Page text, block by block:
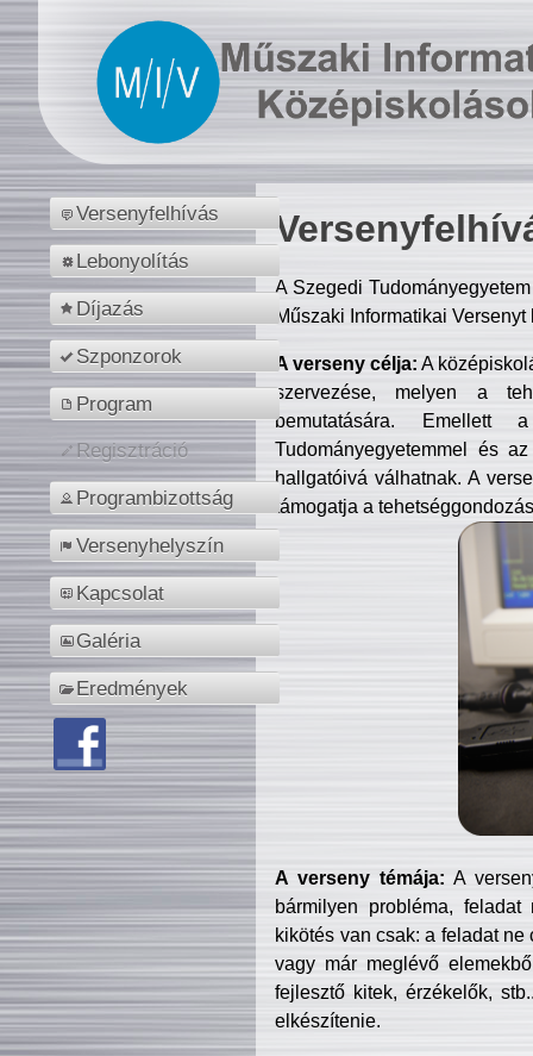
Versenyfelhívás
Lebonyolítás
Díjazás
Szponzorok
Program
Regisztráció
Programbizottság
Versenyhelyszín
Kapcsolat
Galéria
Eredmények
A Szegedi
Műszaki Informatikai
A verseny célja: A
szervezése, melyen a
bemutatására. Emellett
Tudományegyetemmel és
hallgatóivá válhatnak. A
támogatja a
A verseny témája: A
bármilyen probléma, feladat
kikötés van csak: a feladat
vagy már meglévő
fejlesztő kitek, érzékelők,
elkészítenie.